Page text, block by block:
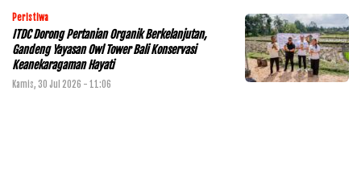
Peristiwa
ITDC Dorong Pertanian Organik Berkelanjutan,
Gandeng Yayasan Owl Tower Bali Konservasi
Keanekaragaman Hayati
Kamis, 30 Jul 2026 - 11:06